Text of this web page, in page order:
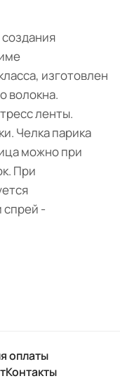
изготовлен
волокна.
ленты.
Челка парика
можно при
При
спрей -
оплаты
Контакты